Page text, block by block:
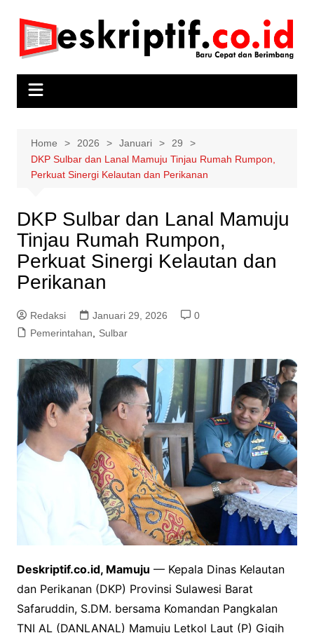
content
Home 2026 Januari
29
DKP Sulbar dan Lanal Mamuju Tinjau Rumah Rumpon,
Perkuat Sinergi Kelautan dan Perikanan
DKP Sulbar dan Lanal Mamuju
Tinjau Rumah Rumpon,
Perkuat Sinergi Kelautan dan
Perikanan
Redaksi Januari 29, 2026
0
Pemerintahan
Sulbar
Deskriptif.co.id, Mamuju — Kepala Dinas Kelautan
dan Perikanan (DKP) Provinsi Sulawesi Barat
Safaruddin, S.DM. bersama Komandan Pangkalan
TNI AL (DANLANAL) Mamuju Letkol Laut (P) Gigih